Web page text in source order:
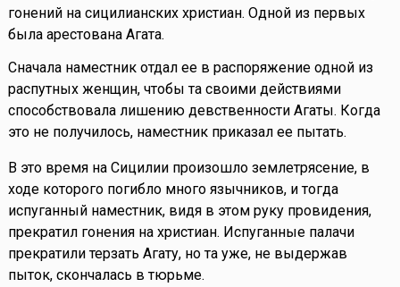
гонений на сицилианских христиан. Одной из первых
была арестована Агата.
Сначала наместник отдал ее в распоряжение одной из
распутных женщин, чтобы та своими действиями
способствовала лишению девственности Агаты. Когда
это не получилось, наместник приказал ее пытать.
В это время на Сицилии произошло землетрясение, в
ходе которого погибло много язычников, и тогда
испуганный наместник, видя в этом руку провидения,
прекратил гонения на христиан. Испуганные палачи
прекратили терзать Агату, но та уже, не выдержав
пыток, скончалась в тюрьме.